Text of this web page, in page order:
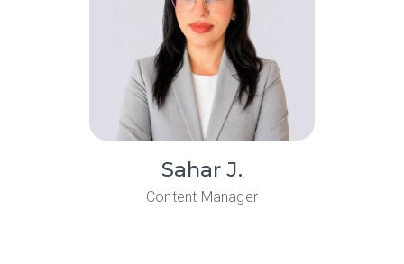
Sahar J.
Content Manager